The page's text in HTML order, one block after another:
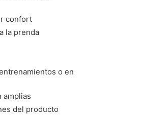
confort
la prenda
o en
amplias
del producto